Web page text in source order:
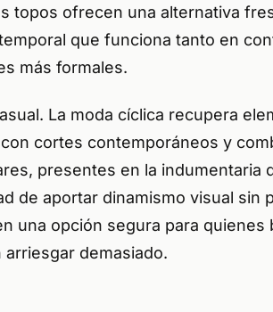
topos ofrecen una alternativa
que funciona tanto en
más formales.
La moda cíclica recupera
cortes contemporáneos y
presentes en la indumentaria
de aportar dinamismo visual sin
una opción segura para quienes
demasiado.